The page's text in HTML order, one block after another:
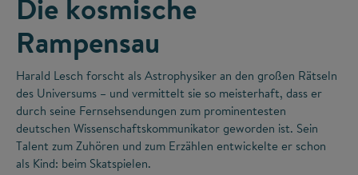
Die kosmische
Rampensau
Harald Lesch forscht als Astrophysiker an den großen Rätseln
des Universums – und vermittelt sie so meisterhaft, dass er
durch seine Fernsehsendungen zum prominentesten
deutschen Wissenschaftskommunikator geworden ist. Sein
Talent zum Zuhören und zum Erzählen entwickelte er schon
als Kind: beim Skatspielen.